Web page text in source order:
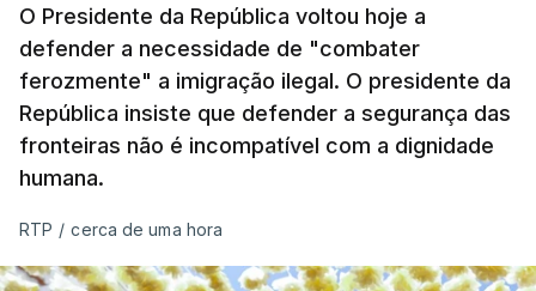
O Presidente da República voltou hoje a
defender a necessidade de "combater
ferozmente" a imigração ilegal. O presidente da
República insiste que defender a segurança das
fronteiras não é incompatível com a dignidade
humana.
RTP / cerca de uma hora